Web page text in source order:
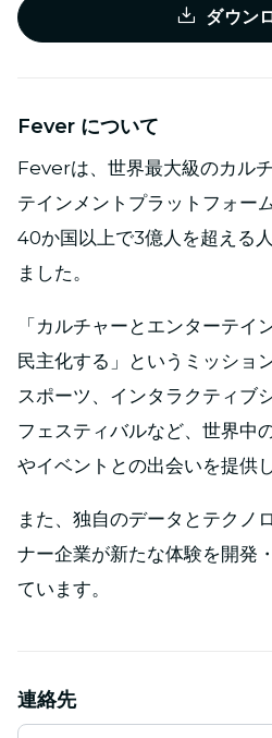
ダウン
Fever について
Feverは、世界最大級のカル
テインメントプラットフォー
40か国以上で3億人を超える
ました。
「カルチャーとエンターテイ
民主化する」というミッショ
スポーツ、インタラクティブ
フェスティバルなど、世界中
やイベントとの出会いを提供
また、独自のデータとテクノ
ナー企業が新たな体験を開発
ています。
連絡先